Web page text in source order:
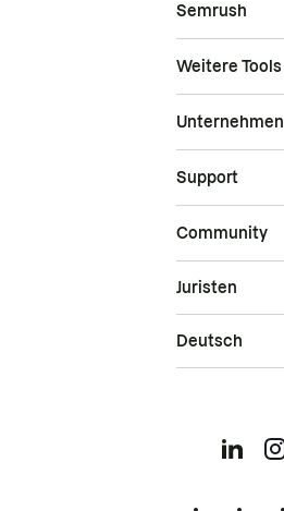
Semrush
Weitere Tools
Unternehmen
Support
Community
Juristen
Deutsch